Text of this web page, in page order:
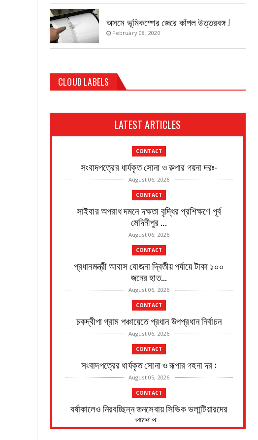
অসমে ভূমিকম্পের জেরে কাঁপল উত্তরবঙ্গ !
February 08, 2020
CLOUD LABELS
LATEST ARTICLES
CONTACT
সংবাদপত্রের ধার্যকৃত সোনা ও রুপার গয়না দরঃ-
August 06, 2026
CONTACT
সাইবার অপরাধ দমনে দক্ষতা বৃদ্ধির প্রশিক্ষণে পূর্ব
মেদিনীপুর ...
August 06, 2026
CONTACT
প্রধানমন্ত্রী আবাস যোজনা দ্বিতীয় পর্যায়ে টাকা ১০০
জনের হাত...
August 06, 2026
CONTACT
চকদ্বীপা গ্রাম পঞ্চায়েতে প্রধান উপপ্রধান নির্বাচন
August 06, 2026
CONTACT
সংবাদপত্রের ধার্যকৃত সোনা ও রূপার গহনা দর :
August 05, 2026
CONTACT
বর্ষাকালেও নিরবচ্ছিন্ন জনসেবায় সিভিক ভলান্টিয়ারদের
পাশে পূ...